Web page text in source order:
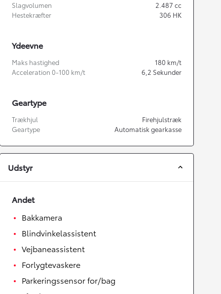
Slagvolumen 2.487 cc
Hestekræfter
306 HK
Ydeevne
Maks hastighed 180 km/t
Acceleration 0-100 km/t
6,2 Sekunder
Geartype
Trækhjul
Firehjulstræk
Geartype
Automatisk gearkasse
Udstyr
Andet
Bakkamera
Blindvinkelassistent
Vejbaneassistent
Forlygtevaskere
Parkeringssensor for/bag